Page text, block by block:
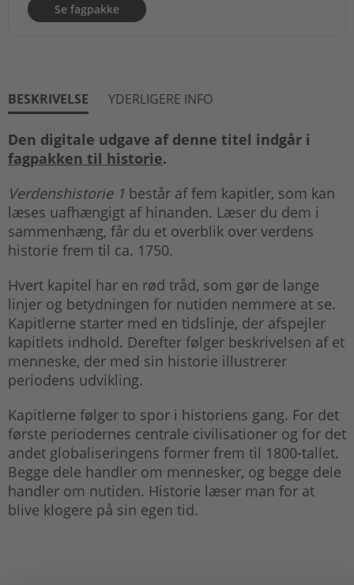
Se fagpakke
BESKRIVELSE YDERLIGERE INFO
Den digitale udgave af denne titel indgår i
fagpakken til historie.
Verdenshistorie 1 består af fem kapitler, som kan
læses uafhængigt af hinanden. Læser du dem i
sammenhæng, får du et overblik over verdens
historie frem til ca. 1750.
Hvert kapitel har en rød tråd, som gør de lange
linjer og betydningen for nutiden nemmere at se.
Kapitlerne starter med en tidslinje, der afspejler
kapitlets indhold. Derefter følger beskrivelsen af et
menneske, der med sin historie illustrerer
periodens udvikling.
Kapitlerne følger to spor i historiens gang. For det
første periodernes centrale civilisationer og for det
andet globaliseringens former frem til 1800-tallet.
Begge dele handler om mennesker, og begge dele
handler om nutiden. Historie læser man for at
blive klogere på sin egen tid.